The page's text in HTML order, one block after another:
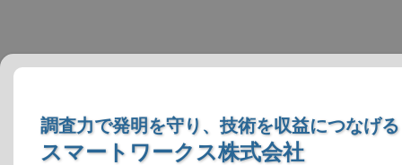
調査力で発明を守り、技術を収益につなげる
スマートワークス株式会社